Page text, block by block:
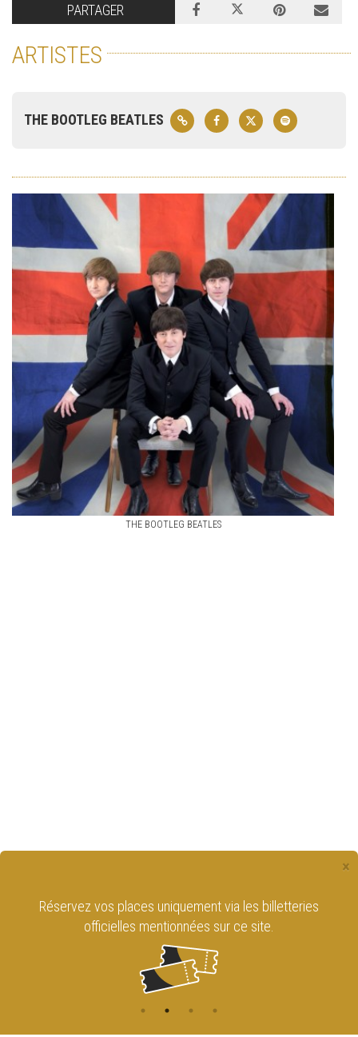
PARTAGER
ARTISTES
THE BOOTLEG BEATLES
THE BOOTLEG BEATLES
×
Réservez vos places uniquement via les billetteries
officielles mentionnées sur ce site.